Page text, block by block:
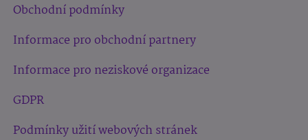
Obchodní podmínky
Informace pro obchodní partnery
Informace pro neziskové organizace
GDPR
Podmínky užití webových stránek